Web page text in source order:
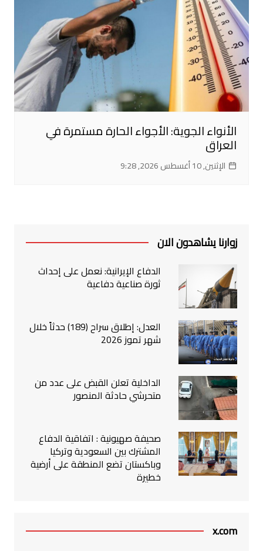
الأنواء الجوية: الأجواء الحارة مستمرة في
العراق
الإثنين, 10 أغسطس 2026, 9:28
زوارنا يشاهدون الان
الدفاع الإيرانية: نعمل على إحداث
ثورة صناعية دفاعية
العدل: إطلاق سراح (189) حدثاً خلال
شهر تموز 2026
الداخلية تعلن القبض على عدد من
متحرشي حادثة المنصور
صحيفة صهيونية : اتفاقية الدفاع
المشترك بين السعودية وتركيا
وباكستان تضع المنطقة على أرضية
خطيرة
x.com